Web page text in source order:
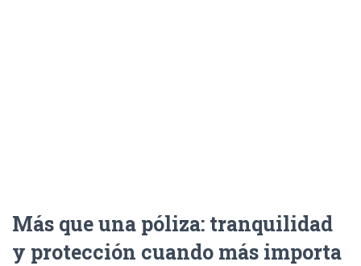
Más que una póliza: tranquilidad
y protección cuando más importa